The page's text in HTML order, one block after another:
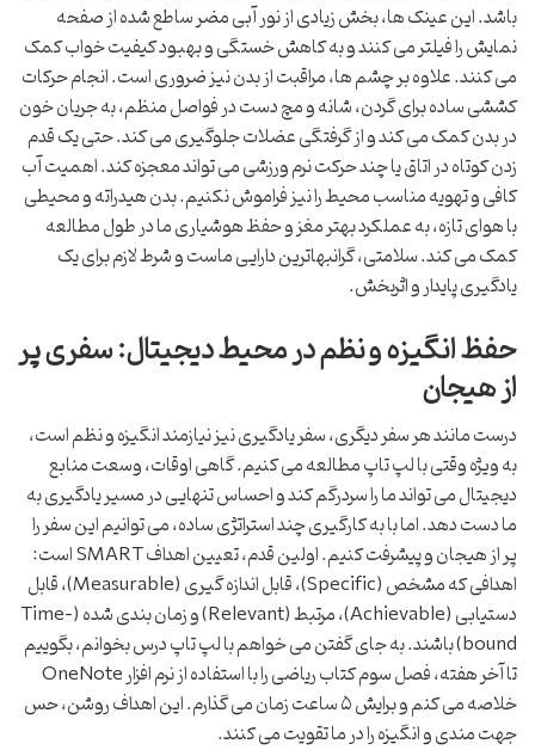
باشد. این عینک ها، بخش زیادی از نور آبی مضر ساطع شده از صفحه
نمایش را فیلتر می کنند و به کاهش خستگی و بهبود کیفیت خواب کمک
می کنند. علاوه بر چشم ها، مراقبت از بدن نیز ضروری است. انجام حرکات
کششی ساده برای گردن، شانه و مچ دست در فواصل منظم، به جریان خون
در بدن کمک می کند و از گرفتگی عضلات جلوگیری می کند. حتی یک قدم
زدن کوتاه در اتاق یا چند حرکت نرم ورزشی می تواند معجزه کند. اهمیت آب
کافی و تهویه مناسب محیط را نیز فراموش نکنیم. بدن هیدراته و محیطی
با هوای تازه، به عملکرد بهتر مغز و حفظ هوشیاری ما در طول مطالعه
کمک می کند. سلامتی، گرانبهاترین دارایی ماست و شرط لازم برای یک
یادگیری پایدار و اثربخش.
حفظ انگیزه و نظم در محیط دیجیتال: سفری پر
از هیجان
درست مانند هر سفر دیگری، سفر یادگیری نیز نیازمند انگیزه و نظم است،
به ویژه وقتی با لپ تاپ مطالعه می کنیم. گاهی اوقات، وسعت منابع
دیجیتال می تواند ما را سردرگم کند و احساس تنهایی در مسیر یادگیری به
ما دست دهد. اما با به کارگیری چند استراتژی ساده، می توانیم این سفر را
پر از هیجان و پیشرفت کنیم. اولین قدم، تعیین اهداف SMART است:
اهدافی که مشخص (Specific)، قابل اندازه گیری (Measurable)، قابل
دستیابی (Achievable)، مرتبط (Relevant) و زمان بندی شده (Time-
bound) باشند. به جای گفتن می خواهم با لپ تاپ درس بخوانم، بگوییم
تا آخر هفته، فصل سوم کتاب ریاضی را با استفاده از نرم افزار OneNote
خلاصه می کنم و برایش ۵ ساعت زمان می گذارم. این اهداف روشن، حس
جهت مندی و انگیزه را در ما تقویت می کنند.